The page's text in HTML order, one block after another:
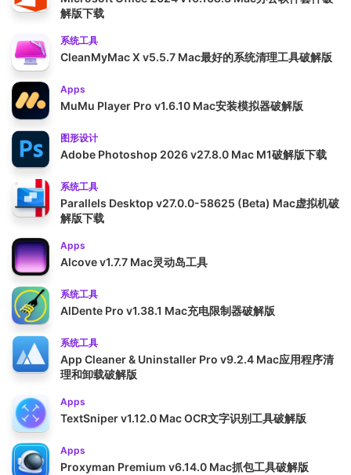
解版下载
系统工具
CleanMyMac X v5.5.7 Mac最好的系统清理工具破解版
Apps
MuMu Player Pro v1.6.10 Mac安装模拟器破解版
图形设计
Adobe Photoshop 2026 v27.8.0 Mac M1破解版下载
系统工具
Parallels Desktop v27.0.0-58625 (Beta) Mac虚拟机破
解版下载
Apps
Alcove v1.7.7 Mac灵动岛工具
系统工具
AlDente Pro v1.38.1 Mac充电限制器破解版
系统工具
App Cleaner & Uninstaller Pro v9.2.4 Mac应用程序清
理和卸载破解版
Apps
TextSniper v1.12.0 Mac OCR文字识别工具破解版
Apps
Proxyman Premium v6.14.0 Mac抓包工具破解版